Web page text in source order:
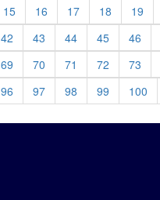
15 16 17 18 19
42 43 44 45 46
69 70 71 72 73
96 97 98 99 100